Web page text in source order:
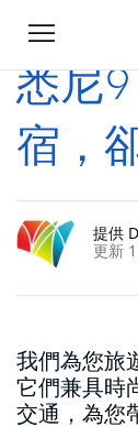
Toggle
navigation
家
悉尼
宿，
提供
更新
我們為您旅
它們兼具時
交通，為您